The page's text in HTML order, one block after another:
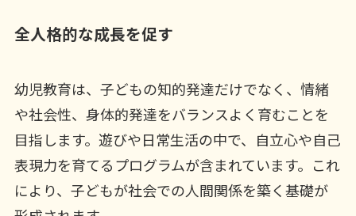
全人格的な成長を促す
幼児教育は、子どもの知的発達だけでなく、情緒
や社会性、身体的発達をバランスよく育むことを
目指します。遊びや日常生活の中で、自立心や自己
表現力を育てるプログラムが含まれています。これ
により、子どもが社会での人間関係を築く基礎が